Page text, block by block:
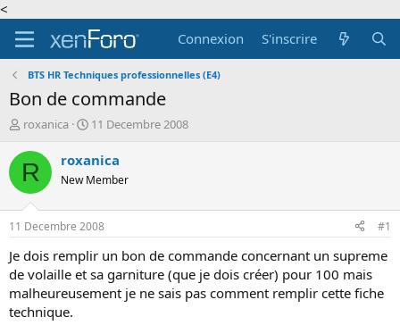
<
Connexion
S'inscrire
BTS HR Techniques professionnelles (E4)
Bon de commande
A
t
e
r
d
e
l
d
i
s
roxanica
D
t
d
d
é
b
t
11 Decembre 2008
R roxanica
New Member
11 Decembre 2008 #1
Je dois remplir un bon de commande concernant un supreme
de volaille et sa garniture (que je dois créer) pour 100 mais
malheureusement je ne sais pas comment remplir cette fiche
technique.